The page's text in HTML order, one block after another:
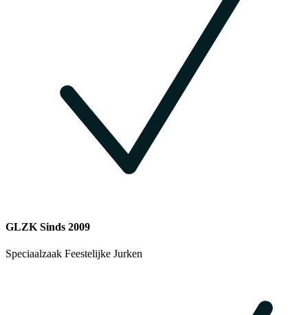
GLZK Sinds 2009
Speciaalzaak Feestelijke Jurken